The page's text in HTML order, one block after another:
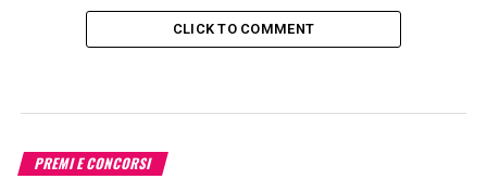
CLICK TO COMMENT
PREMI E CONCORSI